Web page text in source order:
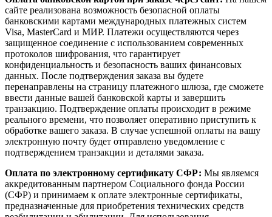
сайте реализована возможность безопасной оплаты
банковскими картами международных платежных систем
Visa, MasterCard и МИР. Платежи осуществляются через
защищенное соединение с использованием современных
протоколов шифрования, что гарантирует
конфиденциальность и безопасность ваших финансовых
данных. После подтверждения заказа вы будете
перенаправлены на страницу платежного шлюза, где сможете
ввести данные вашей банковской карты и завершить
транзакцию. Подтверждение оплаты происходит в режиме
реального времени, что позволяет оперативно приступить к
обработке вашего заказа. В случае успешной оплаты на вашу
электронную почту будет отправлено уведомление с
подтверждением транзакции и деталями заказа.
Оплата по электронному сертификату СФР: Мы являемся
аккредитованным партнером Социального фонда России
(СФР) и принимаем к оплате электронные сертификаты,
предназначенные для приобретения технических средств